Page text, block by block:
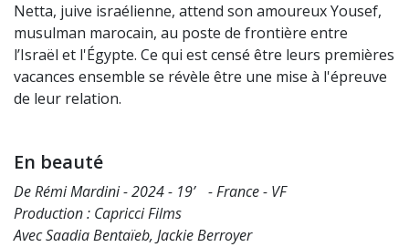
Netta, juive israélienne, attend son amoureux Yousef,
musulman marocain, au poste de frontière entre
l’Israël et l'Égypte. Ce qui est censé être leurs premières
vacances ensemble se révèle être une mise à l'épreuve
de leur relation.
En beauté
De Rémi Mardini - 2024 - 19’ - France - VF
Production : Capricci Films
Avec Saadia Bentaïeb, Jackie Berroyer